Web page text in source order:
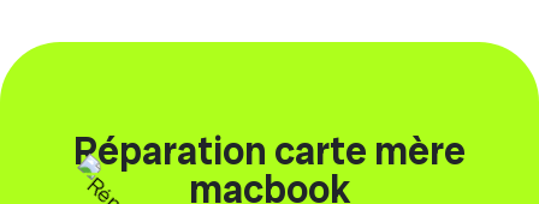
Réparation carte mère
macbook